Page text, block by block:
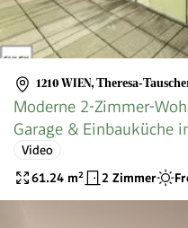
1210 WIEN, Theresa-Tauscher-
Moderne 2-Zimmer-
Garage & Einbauküche
mieten!
Video
61.24 m² 2 Zimmer